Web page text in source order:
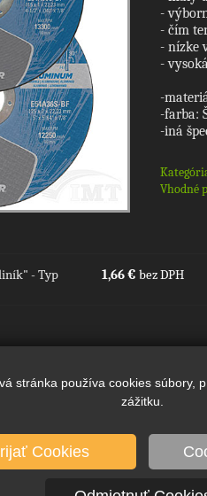
stránka používa cookies súbory,
zážitku.
Cookies
-
- čím
- nízke
-
-
-farba:
-iná
Vhodné
- Typ 1,66 € bez DPH